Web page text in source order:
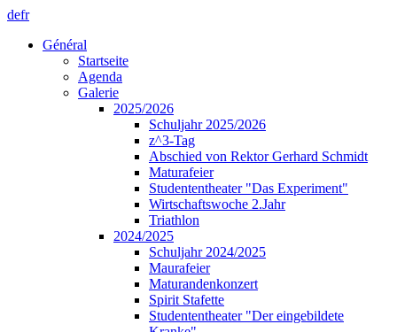
defr
Général
Startseite
Agenda
Galerie
2025/2026
Schuljahr 2025/2026
z^3-Tag
Abschied von Rektor Gerhard Schmidt
Maturafeier
Studententheater "Das Experiment"
Wirtschaftswoche 2.Jahr
Triathlon
2024/2025
Schuljahr 2024/2025
Maurafeier
Maturandenkonzert
Spirit Stafette
Studententheater "Der eingebildete